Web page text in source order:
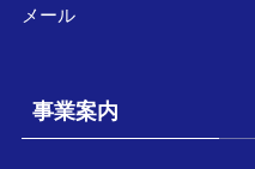
メール
事業案内